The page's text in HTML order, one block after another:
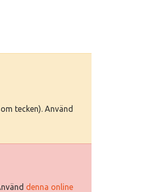
tecken). Använd
denna online